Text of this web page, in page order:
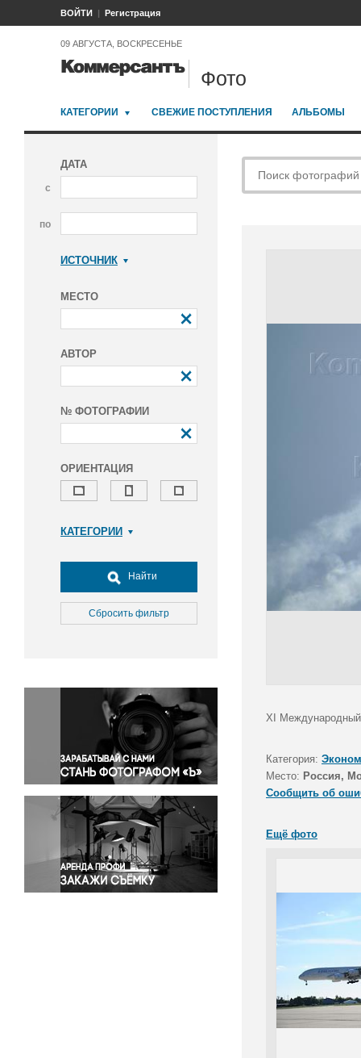
ВОЙТИ Регистрация
09 АВГУСТА, ВОСКРЕСЕНЬЕ
Фото
КАТЕГОРИИ СВЕЖИЕ ПОСТУПЛЕНИЯ АЛЬБОМЫ
ДАТА
с
по
ИСТОЧНИК
МЕСТО
АВТОР
№ ФОТОГРАФИИ
ОРИЕНТАЦИЯ
КАТЕГОРИИ
Досуг, туризм и отдых
Культура
Медицина
Окружающая среда
Политика
Правосудие
Происшествия и конфликты
Религия
Светская жизнь
Спорт
Экология
Экономика и бизнес
Найти
Сбросить фильтр
XI Международный
Категория:
Место: Россия,
Сообщить об
Ещё фото